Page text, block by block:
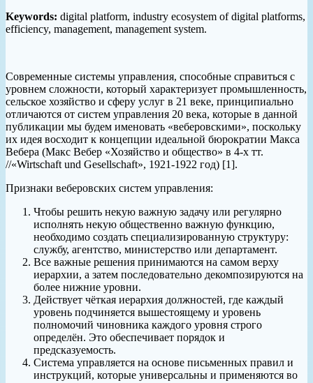
Keywords: digital platform, industry ecosystem of digital platforms,
efficiency, management, management system.
Современные системы управления, способные справиться с
уровнем сложности, который характеризует промышленность,
сельское хозяйство и сферу услуг в 21 веке, принципиально
отличаются от систем управления 20 века, которые в данной
публикации мы будем именовать «веберовскими», поскольку
их идея восходит к концепции идеальной бюрократии Макса
Вебера (Макс Вебер «Хозяйство и общество» в 4-х тт.
//«Wirtschaft und Gesellschaft», 1921-1922 год) [1].
Признаки веберовских систем управления:
Чтобы решить некую важную задачу или регулярно
исполнять некую общественно важную функцию,
необходимо создать специализированную структуру:
службу, агентство, министерство или департамент.
Все важные решения принимаются на самом верху
иерархии, а затем последовательно декомпозируются на
более нижние уровни.
Действует чёткая иерархия должностей, где каждый
уровень подчиняется вышестоящему и уровень
полномочий чиновника каждого уровня строго
определён. Это обеспечивает порядок и
предсказуемость.
Система управляется на основе письменных правил и
инструкций, которые универсальны и применяются во